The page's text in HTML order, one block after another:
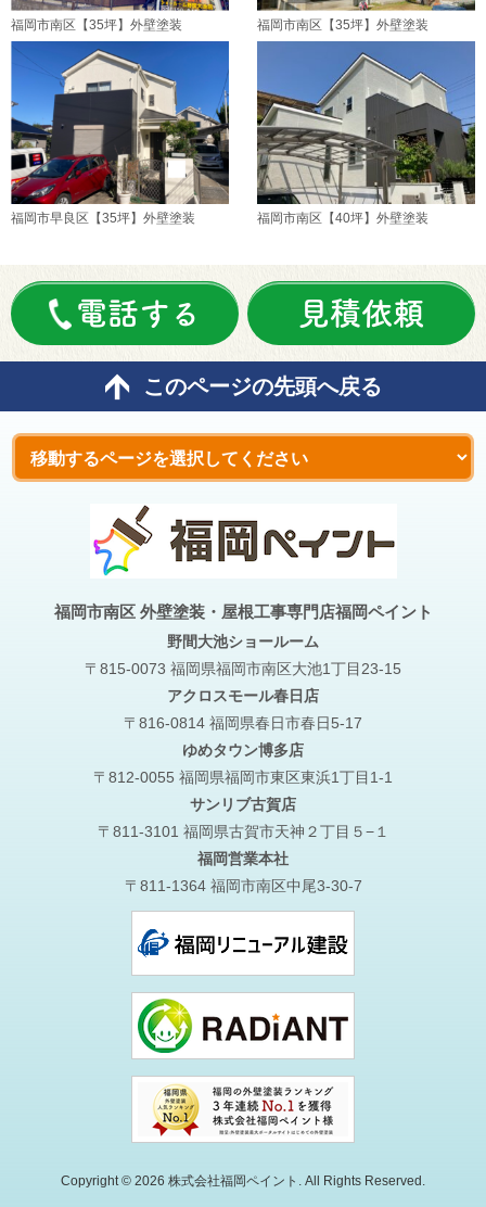
福岡市南区【35坪】外壁塗装 福岡市南区【35坪】外壁塗装
福岡市早良区【35坪】外壁塗装 福岡市南区【40坪】外壁塗装
電話する 見積依頼
このページの先頭へ戻る
福岡市南区 外壁塗装・屋根工事専門店福岡ペイント
野間大池ショールーム
〒815-0073 福岡県福岡市南区大池1丁目23-15
アクロスモール春日店
〒816-0814 福岡県春日市春日5-17
ゆめタウン博多店
〒812-0055 福岡県福岡市東区東浜1丁目1-1
サンリブ古賀店
〒811-3101 福岡県古賀市天神２丁目５−１
福岡営業本社
〒811-1364 福岡市南区中尾3-30-7
Copyright © 2026 株式会社福岡ペイント. All Rights Reserved.